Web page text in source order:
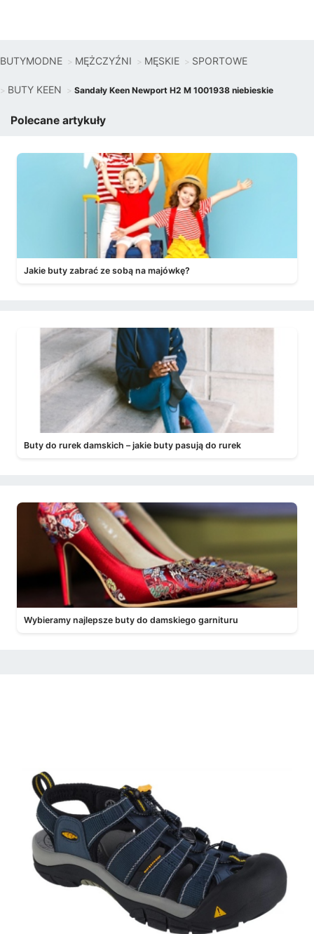
BUTYMODNE MĘŻCZYŹNI MĘSKIE SPORTOWE
BUTY KEEN Sandały Keen Newport H2 M 1001938 niebieskie
Polecane artykuły
Jakie buty zabrać ze sobą na majówkę?
Buty do rurek damskich – jakie buty pasują do rurek
Wybieramy najlepsze buty do damskiego garnituru